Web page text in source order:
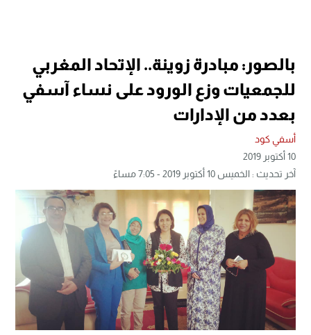
بالصور: مبادرة زوينة.. الإتحاد المغربي
للجمعيات وزع الورود على نساء آسفي
بعدد من الإدارات
أسفي كود
10 أكتوبر 2019
آخر تحديث : الخميس 10 أكتوبر 2019 - 7:05 مساءً